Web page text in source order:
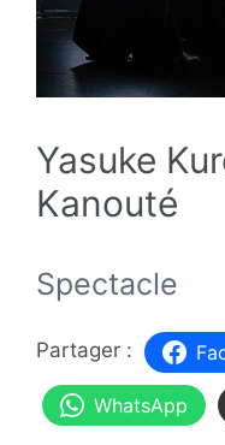
Yasuke
Kanouté
Spectacle
WhatsApp